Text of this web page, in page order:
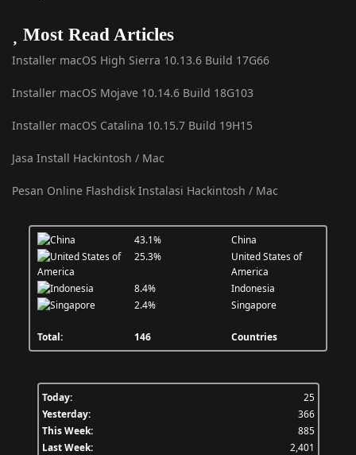
Most Read Articles
Installer macOS High Sierra 10.13.6 Build 17G66
Installer macOS Mojave 10.14.6 Build 18G103
Installer macOS Catalina 10.15.7 Build 19H15
Jasa Install Hackintosh / Mac
Pesan Online Flashdisk Instalasi Hackintosh / Mac
43.1%
China
25.3%
United States of
America
8.4%
Indonesia
2.4%
Singapore
Total: 146 Countries
Today:
25
Yesterday:
366
This Week:
885
Last Week:
2,401